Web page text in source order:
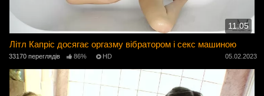
11:05
Літл Капріс досягає оргазму вібратором і секс машиною
33170 переглядів 86% HD 05.02.2023